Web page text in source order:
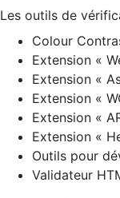
Les outils de
Colour
Extension «
Extension «
Extension «
Extension «
Extension «
Outils pour
Validateur